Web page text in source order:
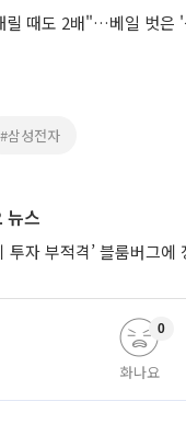
릴 때도 2배"…베일 벗은
#삼성전자
뉴스
투자 부적격’ 블룸버그
화나요
0